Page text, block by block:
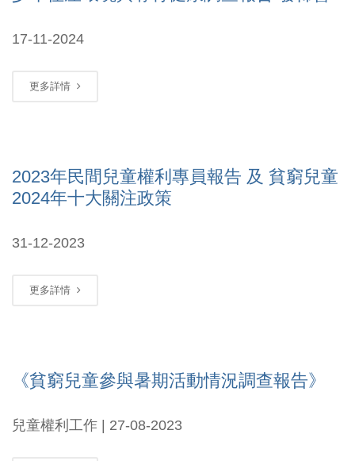
17-11-2024
更多詳情
2023年民間兒童權利專員報告 及 貧窮兒童
2024年十大關注政策
31-12-2023
更多詳情
《貧窮兒童參與暑期活動情況調查報告》
兒童權利工作 | 27-08-2023